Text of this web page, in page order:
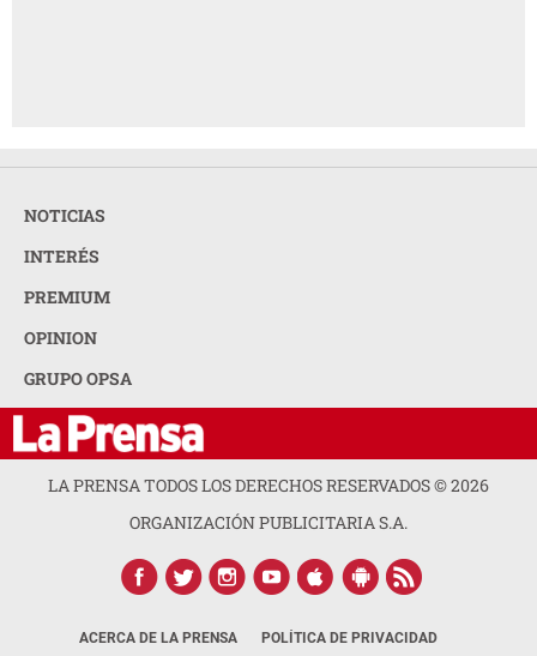
NOTICIAS
INTERÉS
PREMIUM
OPINION
GRUPO OPSA
LA PRENSA TODOS LOS DERECHOS RESERVADOS ©2026
ORGANIZACIÓN PUBLICITARIA S.A.
ACERCA DE LA PRENSA POLÍTICA DE PRIVACIDAD